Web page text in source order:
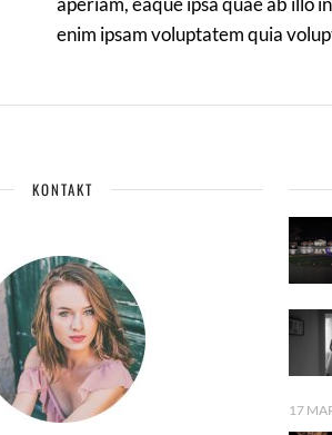
enim ipsam voluptatem quia
KONTAKT
17